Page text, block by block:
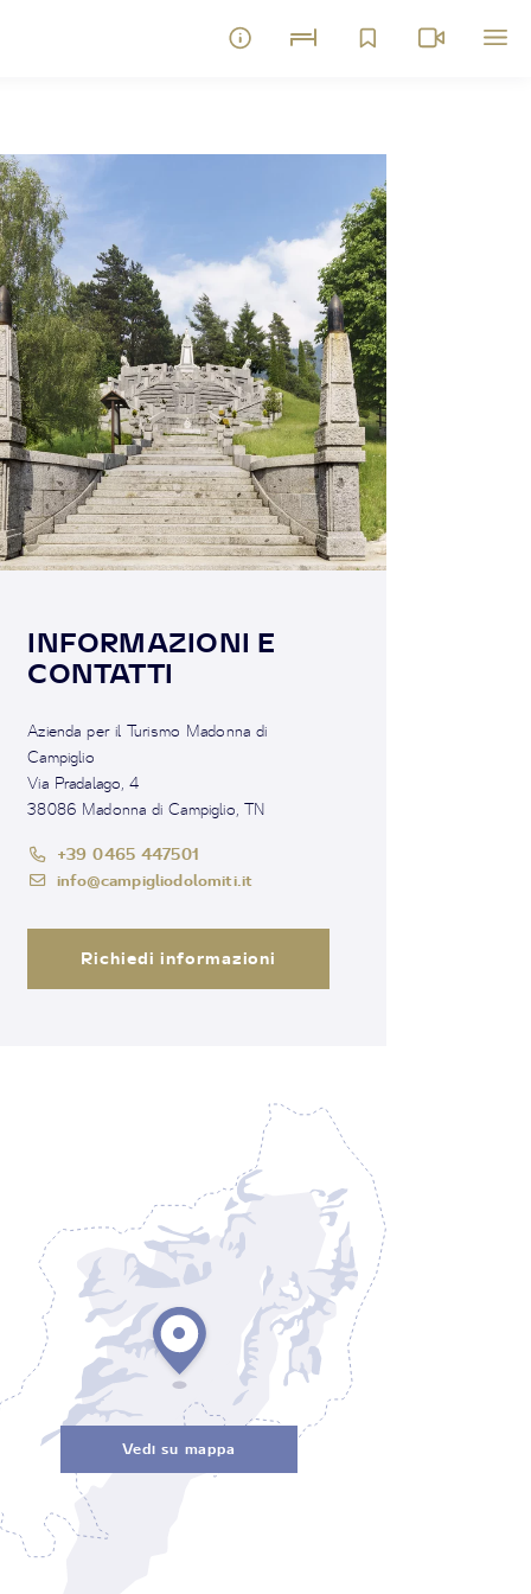
INFORMAZIONI E
CONTATTI
Azienda per il Turismo Madonna di
Campiglio
Via Pradalago, 4
38086 Madonna di Campiglio, TN
+39 0465 447501
info@campigliodolomiti.it
Richiedi informazioni
Vedi su mappa